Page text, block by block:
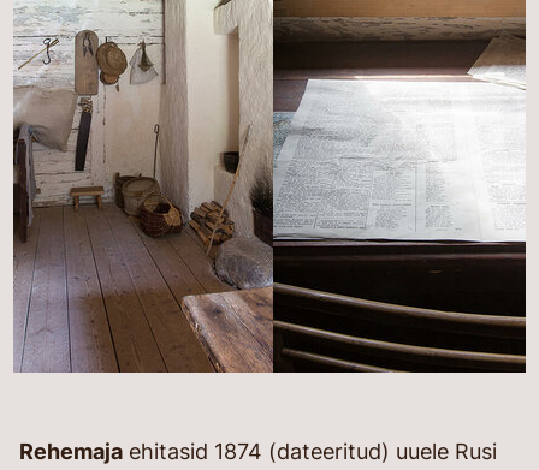
Rehemaja ehitasid 1874 (dateeritud) uuele Rusi